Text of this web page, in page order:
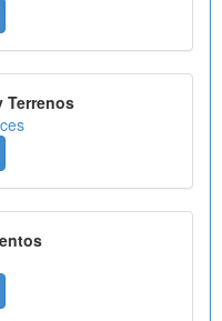
Terrenos